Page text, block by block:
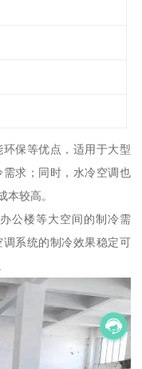
保等优点，适用于大型
求；同时，水冷空调也
本较高。
公楼等大空间的制冷需
系统的制冷效果稳定可